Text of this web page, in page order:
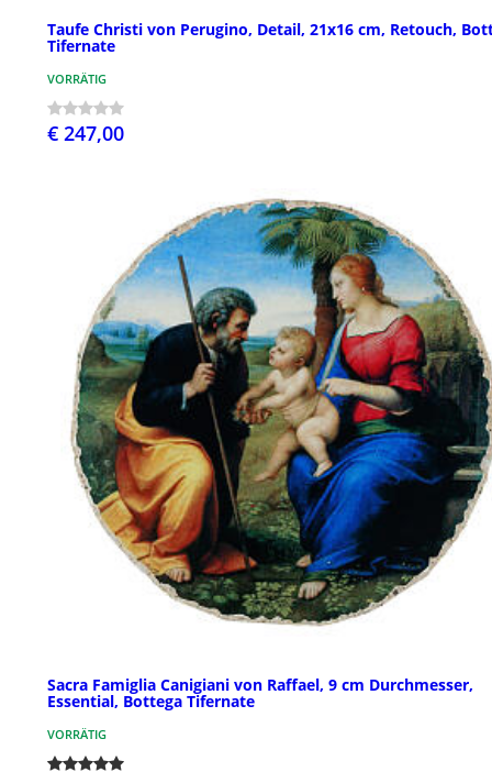
Taufe Christi von Perugino, Detail, 21x16 cm, Retouch,
Tifernate
VORRÄTIG
€ 247,00
Sacra Famiglia Canigiani von Raffael, 9 cm Durchmesser,
Essential, Bottega Tifernate
VORRÄTIG